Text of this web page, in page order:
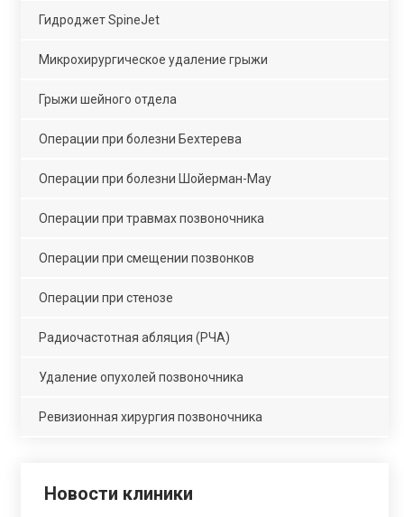
Гидроджет SpineJet
Микрохирургическое удаление грыжи
Грыжи шейного отдела
Операции при болезни Бехтерева
Операции при болезни Шойерман-Мау
Операции при травмах позвоночника
Операции при смещении позвонков
Операции при стенозе
Радиочастотная абляция (РЧА)
Удаление опухолей позвоночника
Ревизионная хирургия позвоночника
Новости клиники